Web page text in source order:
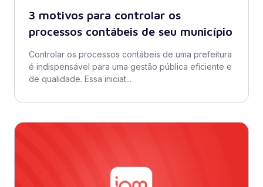
3 motivos para controlar os
processos contábeis de seu município
Controlar os processos contábeis de uma prefeitura
é indispensável para uma gestão pública eficiente e
de qualidade. Essa iniciat...